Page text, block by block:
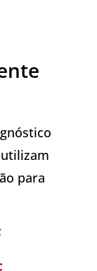
para